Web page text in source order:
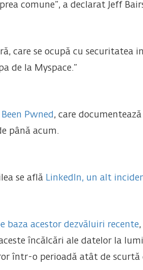
comune”, a declarat Jeff
care se ocupă cu
de la Myspace.”
Been Pwned , care
până acum.
se află LinkedIn, un alt
baza acestor dezvăluiri recente,
încălcări ale datelor la
într-o perioadă atât de scurtă